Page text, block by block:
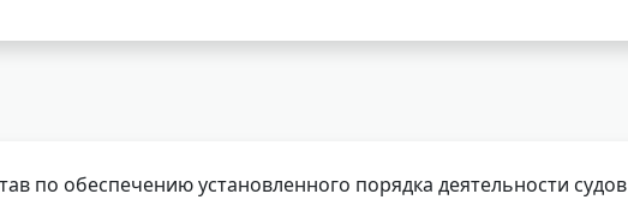
по обеспечению установленного порядка деятельности судов